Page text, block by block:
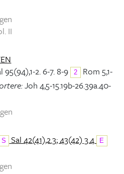
II
95(94),1-2. 6-7. 8-9 2
Rom 5,1-
Joh 4,5-15.19b-26.39a.40-
S Sal 42(41),2.3; 43(42) 3.4 E